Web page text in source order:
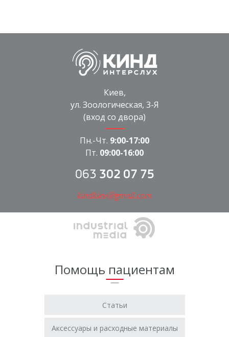
Киев,
ул. Зоологическая, 3-Я
(вход со двора)
Пн.-Чт. 9:00-17:00
Пт. 09:00-16:00
Помощь пациентам
Статьи
Аксессуары и расходные материалы
063 302 07 75
kindkievⓐgmail.com